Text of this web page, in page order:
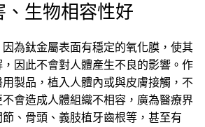
、生物相容性好
為鈦金屬表面有穩定的氧化膜，使其
因此不會對人體產生不良的影響。作
製品，植入人體內或與皮膚接觸，不
會造成人體組織不相容，廣為醫療界
、骨頭、義肢植牙齒根等，甚至有